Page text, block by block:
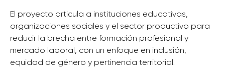
El proyecto articula a instituciones educativas,
organizaciones sociales y el sector productivo para
reducir la brecha entre formación profesional y
mercado laboral, con un enfoque en inclusión,
equidad de género y pertinencia territorial.